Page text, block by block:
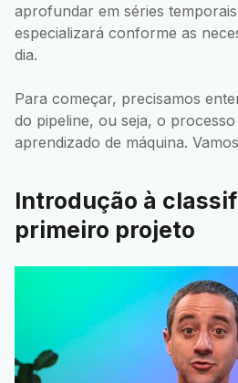
aprofundar em séries
especializará conforme as
dia.
Para começar, precisamos
do pipeline, ou seja, o
aprendizado de máquina.
Introdução à
primeiro projeto